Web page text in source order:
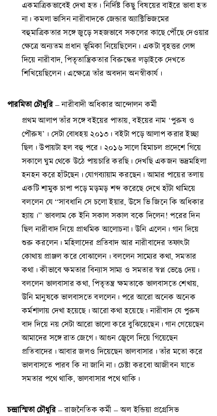
একমাত্রিকভাবেই দেখা হত। নির্দিষ্ট কিছু বিষয়ের বাইরে ভাবা হত
না। কমলা ভাসিন নারীবাদকে জেন্ডার অ্যাক্টিভিজমের
বহুমাত্রিকতার সঙ্গে জুড়ে সহজভাবে সকলের কাছে পৌঁছে দেওয়ার
ক্ষেত্রে অন্যতম প্রধান ভূমিকা নিয়েছিলেন। একটা বৃহত্তর লেন্স
দিয়ে নারীবাদ, পিতৃতান্ত্রিকতার বিরুদ্ধের লড়াইকে দেখতে
শিখিয়েছিলেন। এক্ষেত্রে তাঁর অবদান অনস্বীকার্য।
পারমিতা চৌধুরি– নারীবাদী অধিকার আন্দোলন কর্মী
প্রথম আলাপ তাঁর সঙ্গে বইয়ের পাতায়, বইয়ের নাম ‘পুরুষ ও
পৌরুষ’। সেটা বোধহয় ২০১৩। বইটা পড়ে আলাপ করার ইচ্ছা
ছিল। উপায়টা হল বহু পরে। ২০১৬ সালে হিমাচল প্রদেশে গিয়ে
সকালে ঘুম থেকে উঠে পায়চারি করছি। দেখছি একজন ভদ্রমহিলা
হনহন করে হাঁটছেন। যোগব্যায়াম করছেন। আমার পায়ের তলায়
একটি শামুক চাপা পড়ে মড়মড় শব্দ করেছে দেখে হাঁটা থামিয়ে
বললেন যে “সাবধানি সে চলো ইয়ার, উসে ভি জিনে কি অধিকার
হ্যায়।” ভাবলাম কে ইনি সকাল সকাল বকে দিলেন! পরের দিন
ছিল নারীবাদ নিয়ে প্রাথমিক আলোচনা। উনি এলেন। গান দিয়ে
শুরু করলেন। মহিলাদের প্রতিবাদ আর নারীবাদের তফাৎটা
কোথায় প্রাঞ্জল করে বোঝালেন। বললেন সাম্যের কথা, সমতার
কথা। কীভাবে ক্ষমতার বিন্যাস সাম্য ও সমতার স্বপ্ন ভেঙে দেয়।
বললেন ভালবাসার কথা, পিতৃতন্ত্র ক্ষমতাকে ভালবাসতে শেখায়,
উনি মানুষকে ভালবাসতে বললেন। পরে আরো অনেক অনেক
কর্মশালায় দেখা হয়েছে। আরো কথা হয়েছে। নারীবাদ যে পুরুষ
বাদ দিয়ে নয় সেটা আরো ভালো করে বুঝিয়েছেন। গান গেয়েছেন
আমাদের সঙ্গে রাত জেগে। আগুন জ্বেলে দিয়ে গিয়েছেন
প্রতিবাদের। আবার জলও দিয়েছেন ভালবাসার। তাঁর মতো করে
ভালবাসতে পারব কি না জানি না। চেষ্টা করবো আজীবন যাতে
সমতার পথে থাকি, ভালবাসার পথে থাকি।
চন্দ্রাস্মিতা চৌধুরি– রাজনৈতিক কর্মী – অল ইন্ডিয়া প্রগ্রেসিভ